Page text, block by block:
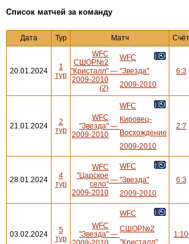
Cписок матчей за команду
Дата Тур Матч Счёт
20.01.2024
1
тур
WFC
СШОР№2
"Кристалл"
2009-2010
(2)
—
WFC
"Звезда"
2009-2010
6:3
21.01.2024
2
тур
WFC
"Звезда"
2009-2010
—
WFC
Кировец-
Восхождение
2009-2010
2:7
28.01.2024
4
тур
WFC
"Царское
село"
2009-2010
—
WFC
"Звезда"
2009-2010
6:3
03.02.2024
5
тур
WFC
"Звезда" —
WFC
СШОР№2
"Кристалл"
1:10